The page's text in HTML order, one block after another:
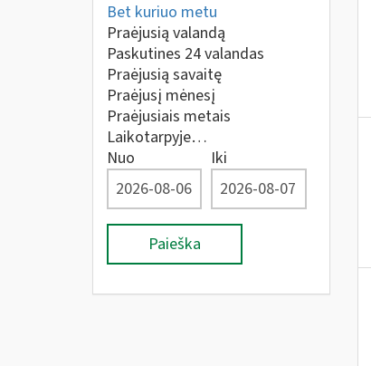
Bet kuriuo metu
Praėjusią valandą
Paskutines 24 valandas
Praėjusią savaitę
Praėjusį mėnesį
Praėjusiais metais
Laikotarpyje…
Nuo
Iki
Paieška